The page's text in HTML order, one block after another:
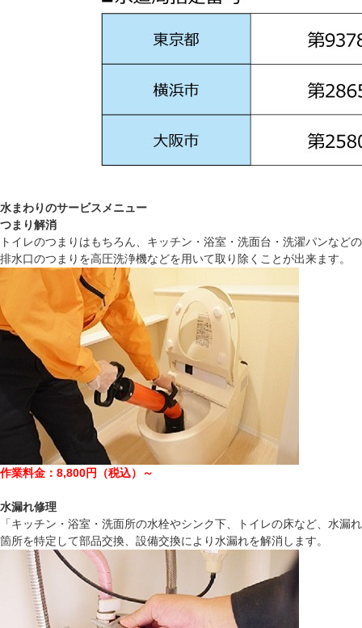
水まわりのサービスメニュー
つまり解消
トイレのつまりはもちろん、キッチン・浴室・洗面台・洗濯パンなどの
排水口のつまりを高圧洗浄機などを用いて取り除くことが出来ます。
作業料金：8,800円（税込）～
水漏れ修理
「キッチン・浴室・洗面所の水栓やシンク下、トイレの床など、水漏れ
箇所を特定して部品交換、設備交換により水漏れを解消します。